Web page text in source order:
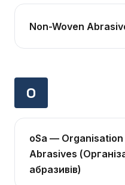
Non-Woven
O
oSa —
Abrasives
абразивів)